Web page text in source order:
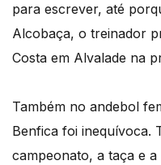
para escrever, até
Alcobaça, o treinador
Costa em Alvalade na
Também no andebol
Benfica foi inequívoca.
campeonato, a taça e